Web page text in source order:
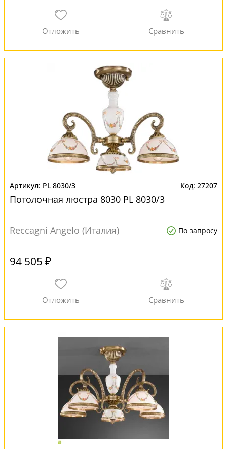
PL 8030/3 27207
Потолочная люстра 8030 PL 8030/3
Reccagni Angelo (Италия) По запросу
94 505 ₽